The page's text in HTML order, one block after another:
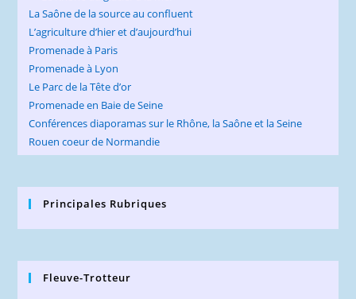
La Saône de la source au confluent
L’agriculture d’hier et d’aujourd’hui
Promenade à Paris
Promenade à Lyon
Le Parc de la Tête d’or
Promenade en Baie de Seine
Conférences diaporamas sur le Rhône, la Saône et la Seine
Rouen coeur de Normandie
Principales Rubriques
Fleuve-Trotteur